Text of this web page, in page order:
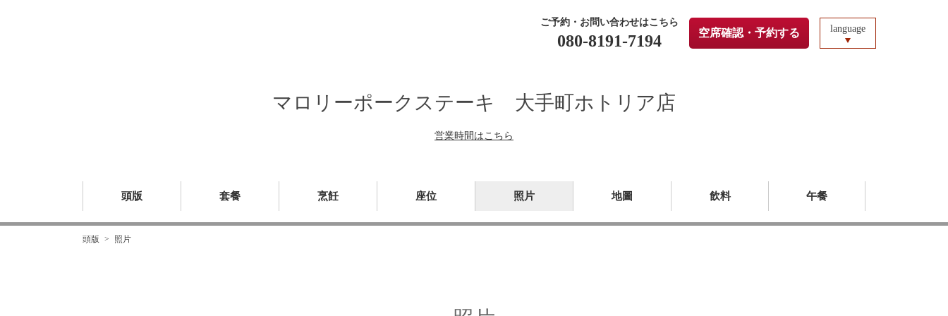
ご予約・お問い合わせはこちら
080-8191-7194 空席確認・予約する language
マロリーポークステーキ 大手町ホトリア店
営業時間はこちら
頭版 套餐 烹飪 座位 照片 地圖 飲料 午餐
頭版 照片